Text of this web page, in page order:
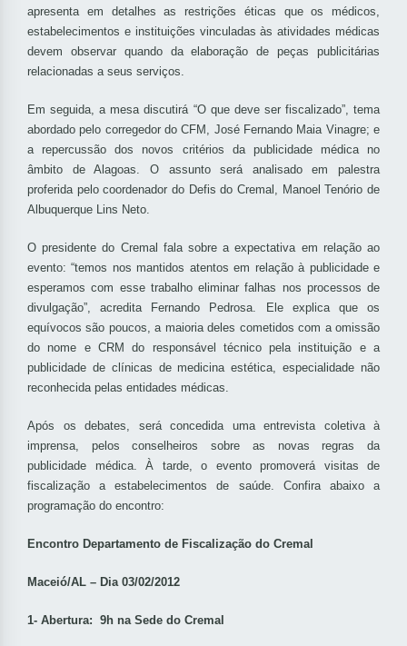
apresenta em detalhes as restrições éticas que os médicos,
estabelecimentos e instituições vinculadas às atividades médicas
devem observar quando da elaboração de peças publicitárias
relacionadas a seus serviços.
Em seguida, a mesa discutirá “O que deve ser fiscalizado”, tema
abordado pelo corregedor do CFM, José Fernando Maia Vinagre; e
a repercussão dos novos critérios da publicidade médica no
âmbito de Alagoas. O assunto será analisado em palestra
proferida pelo coordenador do Defis do Cremal, Manoel Tenório de
Albuquerque Lins Neto.
O presidente do Cremal fala sobre a expectativa em relação ao
evento: “temos nos mantidos atentos em relação à publicidade e
esperamos com esse trabalho eliminar falhas nos processos de
divulgação”, acredita Fernando Pedrosa. Ele explica que os
equívocos são poucos, a maioria deles cometidos com a omissão
do nome e CRM do responsável técnico pela instituição e a
publicidade de clínicas de medicina estética, especialidade não
reconhecida pelas entidades médicas.
Após os debates, será concedida uma entrevista coletiva à
imprensa, pelos conselheiros sobre as novas regras da
publicidade médica. À tarde, o evento promoverá visitas de
fiscalização a estabelecimentos de saúde. Confira abaixo a
programação do encontro:
Encontro Departamento de Fiscalização do Cremal
Maceió/AL – Dia 03/02/2012
1- Abertura: 9h na Sede do Cremal